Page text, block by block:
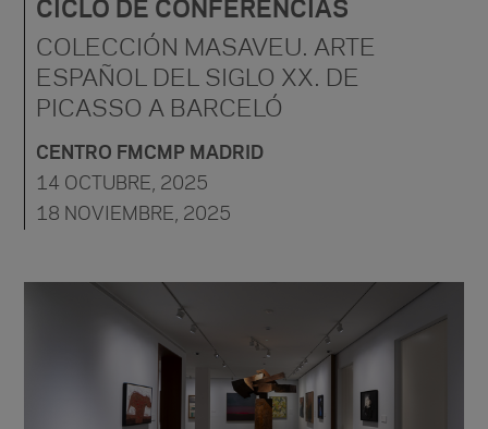
CICLO DE CONFERENCIAS
COLECCIÓN MASAVEU. ARTE
ESPAÑOL DEL SIGLO XX. DE
PICASSO A BARCELÓ
CENTRO FMCMP MADRID
14 OCTUBRE, 2025
18 NOVIEMBRE, 2025